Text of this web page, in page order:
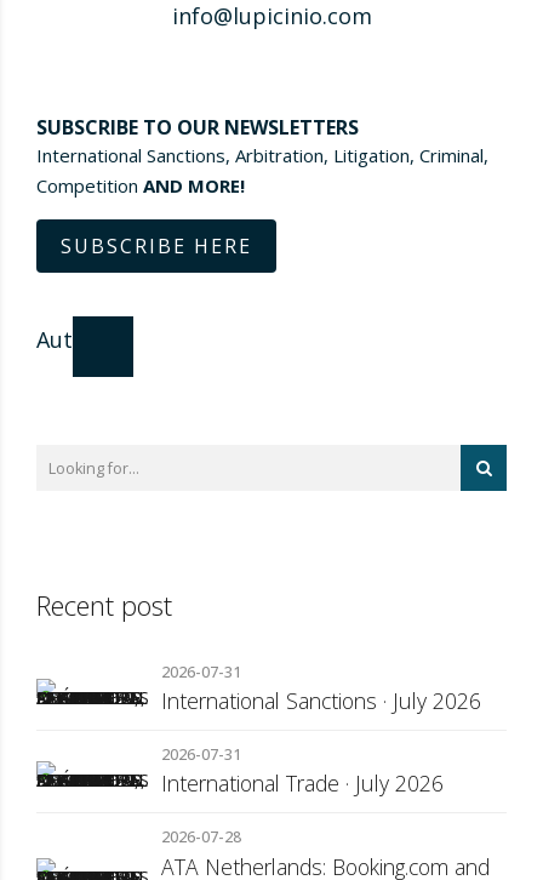
info@lupicinio.com
SUBSCRIBE TO OUR NEWSLETTERS
International Sanctions, Arbitration, Litigation, Criminal,
Competition AND MORE!
SUBSCRIBE HERE
Author
Recent post
2026-07-31
International Sanctions · July 2026
2026-07-31
International Trade · July 2026
2026-07-28
ATA Netherlands: Booking.com and